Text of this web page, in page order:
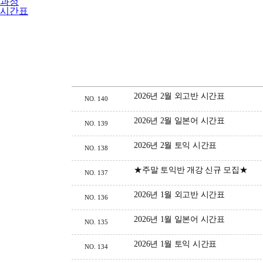
시간표
NO. 140 2026년 2월 외고반 시간표
NO. 139 2026년 2월 일본어 시간표
NO. 138 2026년 2월 토익 시간표
NO. 137 ★주말 토익반 개강 신규 모집★
NO. 136 2026년 1월 외고반 시간표
NO. 135 2026년 1월 일본어 시간표
NO. 134 2026년 1월 토익 시간표